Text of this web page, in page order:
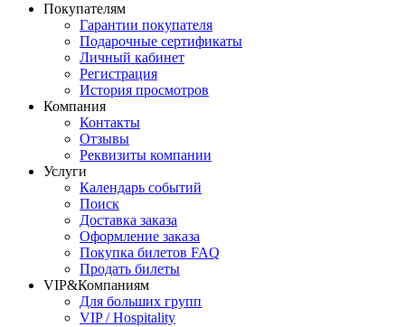
Покупателям
Гарантии покупателя
Подарочные сертификаты
Личный кабинет
Регистрация
История просмотров
Компания
Контакты
Отзывы
Реквизиты компании
Услуги
Календарь событий
Поиск
Доставка заказа
Оформление заказа
Покупка билетов FAQ
Продать билеты
VIP&Компаниям
Для больших групп
VIP / Hospitality